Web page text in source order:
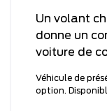
Un volant
donne un
voiture de
Véhicule de
option.